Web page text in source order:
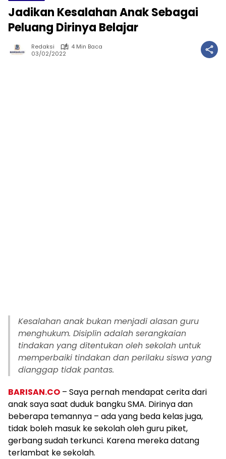
Jadikan Kesalahan Anak Sebagai
Peluang Dirinya Belajar
Redaksi
4 Min Baca
03/02/2022
Kesalahan anak bukan menjadi alasan guru
menghukum. Disiplin adalah serangkaian
tindakan yang ditentukan oleh sekolah untuk
memperbaiki tindakan dan perilaku siswa yang
dianggap tidak pantas.
BARISAN.CO – Saya pernah mendapat cerita dari
anak saya saat duduk bangku SMA. Dirinya dan
beberapa temannya – ada yang beda kelas juga,
tidak boleh masuk ke sekolah oleh guru piket,
gerbang sudah terkunci. Karena mereka datang
terlambat ke sekolah.